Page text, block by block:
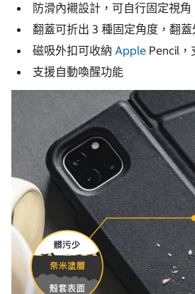
防滑內襯設計，可自行固定視角
翻蓋可折出 3 種固定角度，翻
磁吸外扣可收納 Apple Pencil，
支援自動喚醒功能